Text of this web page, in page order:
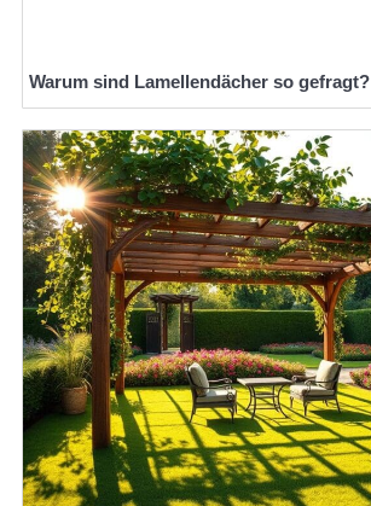
Warum sind Lamellendächer so gefragt?